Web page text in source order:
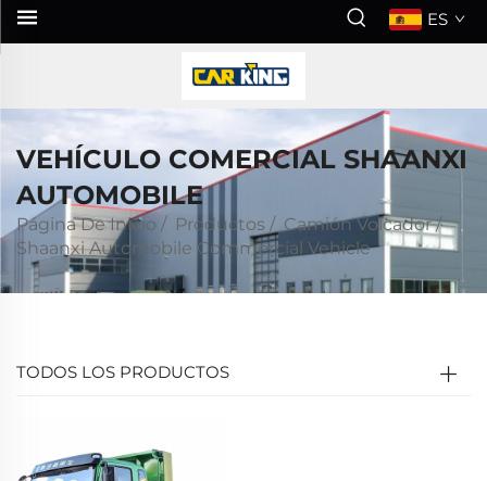
ES
VEHÍCULO COMERCIAL SHAANXI
AUTOMOBILE
Página De Inicio / Productos / Camión Volcador/
Shaanxi Automobile Commercial Vehicle
TODOS LOS PRODUCTOS